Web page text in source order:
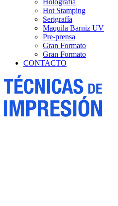
Holografía
Hot Stamping
Serigrafía
Maquila Barniz UV
Pre-prensa
Gran Formato
Gran Formato
CONTACTO